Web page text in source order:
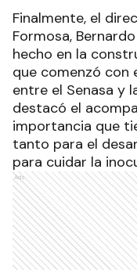
Finalmente, el
Formosa,
hecho en la
que comenzó con
entre el Senasa y
destacó el
importancia que
tanto para el
para cuidar la
Ads